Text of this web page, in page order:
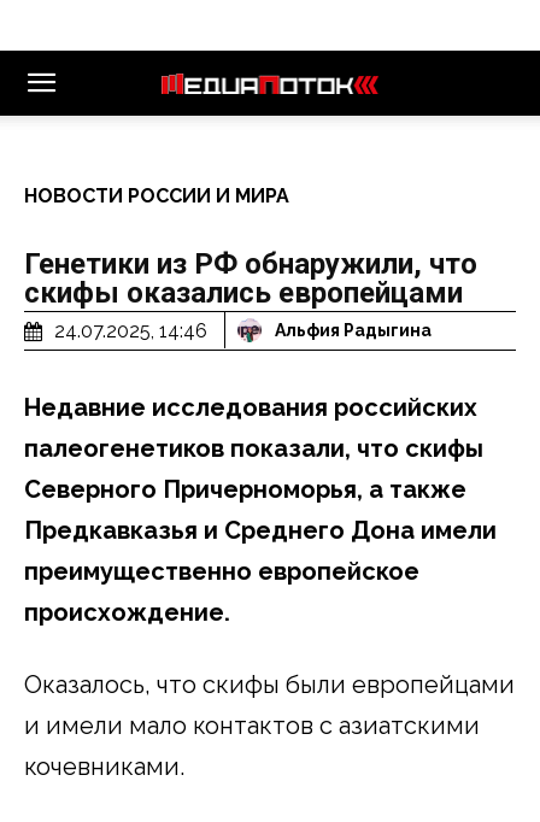
НОВОСТИ РОССИИ И МИРА
Генетики из РФ обнаружили, что
скифы оказались европейцами
24.07.2025, 14:46 Альфия Радыгина
Недавние исследования российских
палеогенетиков показали, что скифы
Северного Причерноморья, а также
Предкавказья и Среднего Дона имели
преимущественно европейское
происхождение.
Оказалось, что скифы были европейцами
и имели мало контактов с азиатскими
кочевниками.